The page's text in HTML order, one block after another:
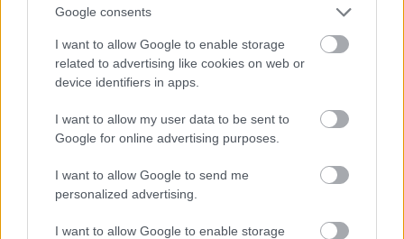
Google consents
I want to allow Google to enable storage
related to advertising like cookies on web or
device identifiers in apps.
I want to allow my user data to be sent to
Google for online advertising purposes.
I want to allow Google to send me
personalized advertising.
I want to allow Google to enable storage
melyekkel felvezetik a 2025. karácsony előtti
halvásárokat. Idén a BUDAPEST
VÁSÁRCSARNOKAI Kft. 6 helyszínen szervez
karácsonyi halvásárt, ahol széles választékban,
tavalyi árakon élőhal és friss előhűtött hal
kínálattal, valamint halkészítményekkel várják a
vásárlókat. A legnépszerűbb ilyenkor a
ponty
követi a szürke harcsa, illetve az afrikai harcsa,
majd a tengeri halak a magyar fogyasztók